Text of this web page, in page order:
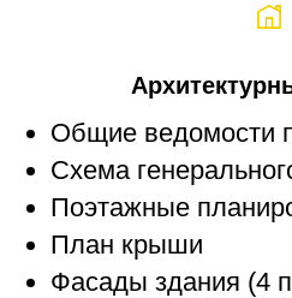
Общие ведомости
Схема
Поэтажные
План крыши
Фасады здания (4